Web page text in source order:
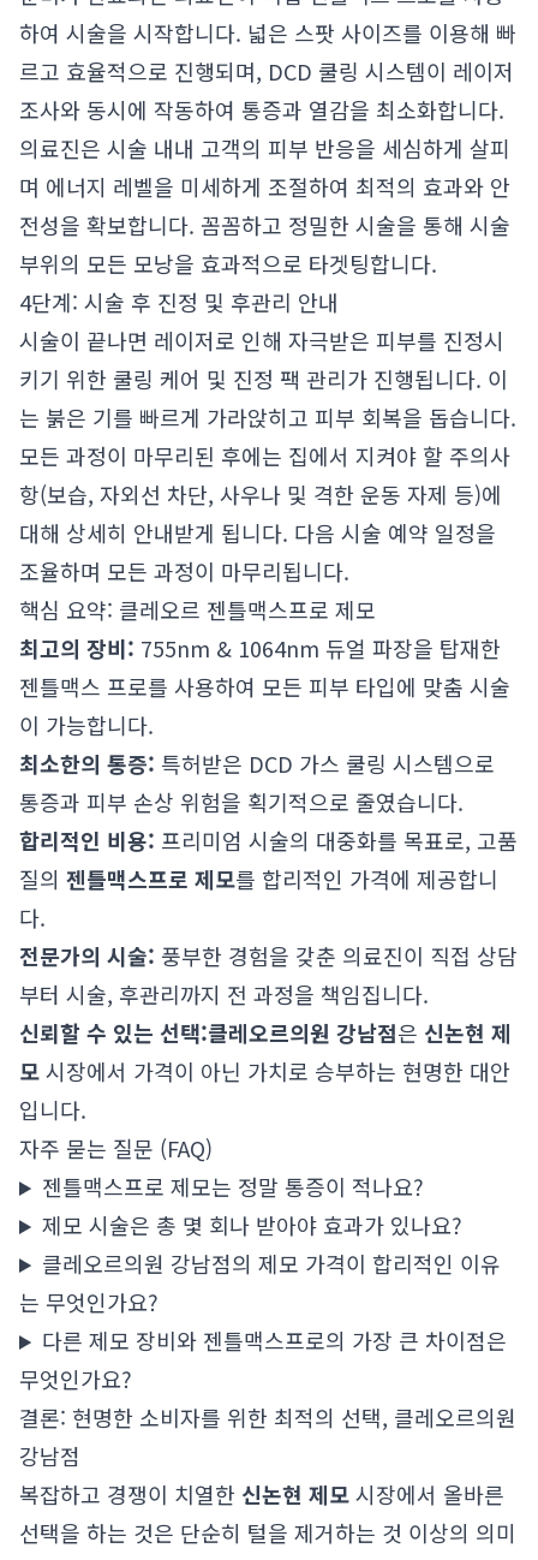
하여 시술을 시작합니다. 넓은 스팟 사이즈를 이용해 빠
르고 효율적으로 진행되며, DCD 쿨링 시스템이 레이저
조사와 동시에 작동하여 통증과 열감을 최소화합니다.
의료진은 시술 내내 고객의 피부 반응을 세심하게 살피
며 에너지 레벨을 미세하게 조절하여 최적의 효과와 안
전성을 확보합니다. 꼼꼼하고 정밀한 시술을 통해 시술
부위의 모든 모낭을 효과적으로 타겟팅합니다.
4단계: 시술 후 진정 및 후관리 안내
시술이 끝나면 레이저로 인해 자극받은 피부를 진정시
키기 위한 쿨링 케어 및 진정 팩 관리가 진행됩니다. 이
는 붉은 기를 빠르게 가라앉히고 피부 회복을 돕습니다.
모든 과정이 마무리된 후에는 집에서 지켜야 할 주의사
항(보습, 자외선 차단, 사우나 및 격한 운동 자제 등)에
대해 상세히 안내받게 됩니다. 다음 시술 예약 일정을
조율하며 모든 과정이 마무리됩니다.
핵심 요약: 클레오르 젠틀맥스프로 제모
최고의 장비: 755nm & 1064nm 듀얼 파장을 탑재한
젠틀맥스 프로를 사용하여 모든 피부 타입에 맞춤 시술
이 가능합니다.
최소한의 통증: 특허받은 DCD 가스 쿨링 시스템으로
통증과 피부 손상 위험을 획기적으로 줄였습니다.
합리적인 비용: 프리미엄 시술의 대중화를 목표로, 고품
질의 젠틀맥스프로 제모를 합리적인 가격에 제공합니
다.
전문가의 시술: 풍부한 경험을 갖춘 의료진이 직접 상담
부터 시술, 후관리까지 전 과정을 책임집니다.
신뢰할 수 있는 선택:클레오르의원 강남점은 신논현 제
모시장에서 가격이 아닌 가치로 승부하는 현명한 대안
입니다.
자주 묻는 질문 (FAQ)
젠틀맥스프로 제모는 정말 통증이 적나요?
제모 시술은 총 몇 회나 받아야 효과가 있나요?
클레오르의원 강남점의 제모 가격이 합리적인 이유
는 무엇인가요?
다른 제모 장비와 젠틀맥스프로의 가장 큰 차이점은
무엇인가요?
결론: 현명한 소비자를 위한 최적의 선택, 클레오르의원
강남점
복잡하고 경쟁이 치열한 신논현 제모시장에서 올바른
선택을 하는 것은 단순히 털을 제거하는 것 이상의 의미